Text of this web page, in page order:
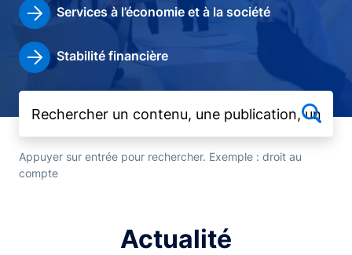
Services à l’économie et à la société
Stabilité financière
Appuyer sur entrée pour rechercher. Exemple : droit au
compte
Actualité